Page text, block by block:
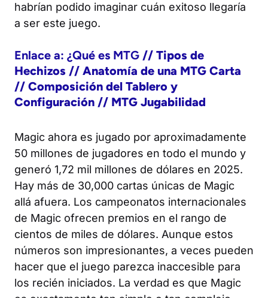
habrían podido imaginar cuán exitoso llegaría
a ser este juego.
Enlace a: ¿Qué es MTG // Tipos de
Hechizos // Anatomía de una MTG Carta
// Composición del Tablero y
Configuración // MTG Jugabilidad
Magic ahora es jugado por aproximadamente
50 millones de jugadores en todo el mundo y
generó 1,72 mil millones de dólares en 2025.
Hay más de 30,000 cartas únicas de Magic
allá afuera. Los campeonatos internacionales
de Magic ofrecen premios en el rango de
cientos de miles de dólares. Aunque estos
números son impresionantes, a veces pueden
hacer que el juego parezca inaccesible para
los recién iniciados. La verdad es que Magic